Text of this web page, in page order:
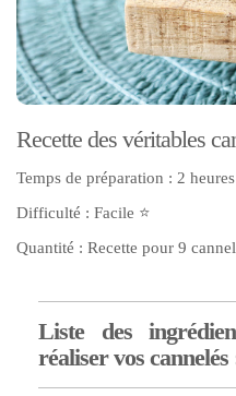
Recette des véritables
Temps de préparation : 2
Difficulté : Facile ⭐
Quantité : Recette pour 9
Liste des
réaliser vos cannelés